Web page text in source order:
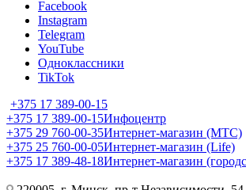
Facebook
Instagram
Telegram
YouTube
Одноклассники
TikTok
+375 17 389-00-15
+375 17 389-00-15Инфоцентр
+375 29 760-00-35Интернет-магазин (МТС)
+375 25 760-00-05Интернет-магазин (Life)
+375 17 389-48-18Интернет-магазин